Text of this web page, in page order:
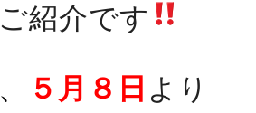
紹介です
、 ５月８日 より